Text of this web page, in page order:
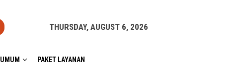
THURSDAY, AUGUST 6, 2026
UMUM PAKET LAYANAN